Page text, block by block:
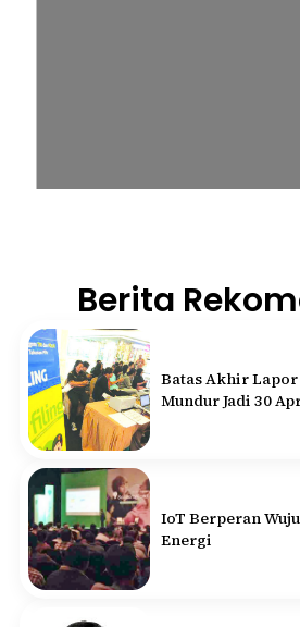
Berita
Batas Akhir
Mundur Jadi 30
IoT Berperan
Energi